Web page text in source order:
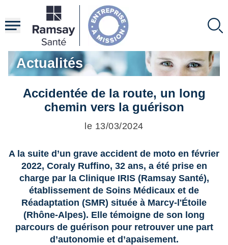
contenu
principal
Actualités
Accidentée de la route, un long
chemin vers la guérison
le 13/03/2024
A la suite d’un grave accident de moto en février
2022, Coraly Ruffino, 32 ans, a été prise en
charge par la Clinique IRIS (Ramsay Santé),
établissement de Soins Médicaux et de
Réadaptation (SMR) située à Marcy-l'Étoile
(Rhône-Alpes). Elle témoigne de son long
parcours de guérison pour retrouver une part
d’autonomie et d’apaisement.